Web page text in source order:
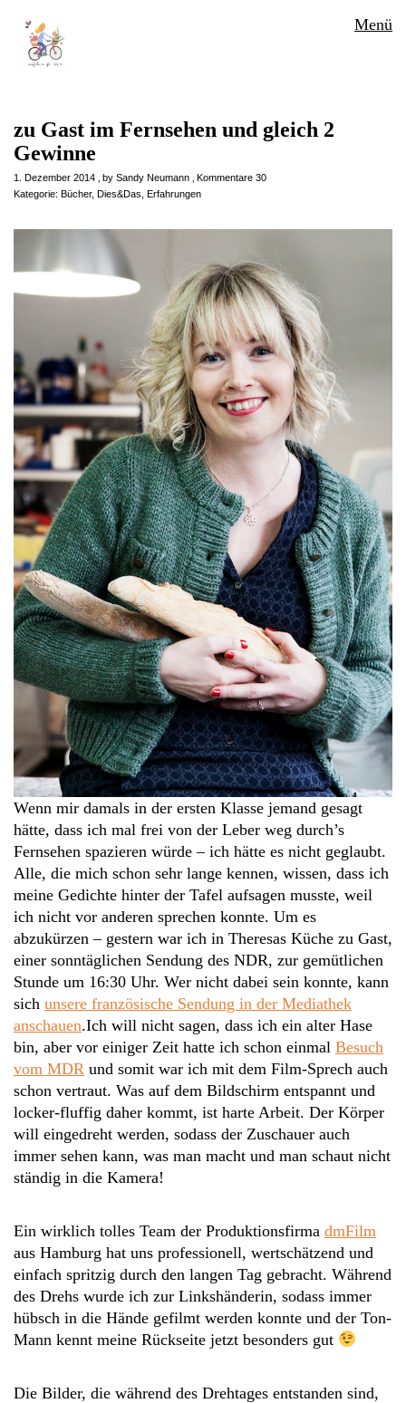
Menü
zu Gast im Fernsehen und gleich 2
Gewinne
1. Dezember 2014 by Sandy Neumann
Kommentare 30
Kategorie: Bücher, Dies&Das Erfahrungen
Wenn mir damals in der ersten Klasse jemand gesagt
hätte, dass ich mal frei von der Leber weg durch’s
Fernsehen spazieren würde – ich hätte es nicht geglaubt.
Alle, die mich schon sehr lange kennen, wissen, dass ich
meine Gedichte hinter der Tafel aufsagen musste, weil
ich nicht vor anderen sprechen konnte. Um es
abzukürzen – gestern war ich in Theresas Küche zu Gast,
einer sonntäglichen Sendung des NDR, zur gemütlichen
Stunde um 16:30 Uhr. Wer nicht dabei sein konnte, kann
sich unsere französische Sendung in der Mediathek
anschauen.Ich will nicht sagen, dass ich ein alter Hase
bin, aber vor einiger Zeit hatte ich schon einmal Besuch
vom MDR und somit war ich mit dem Film-Sprech auch
schon vertraut. Was auf dem Bildschirm entspannt und
locker-fluffig daher kommt, ist harte Arbeit. Der Körper
will eingedreht werden, sodass der Zuschauer auch
immer sehen kann, was man macht und man schaut nicht
ständig in die Kamera!
Ein wirklich tolles Team der Produktionsfirma dmFilm
aus Hamburg hat uns professionell, wertschätzend und
einfach spritzig durch den langen Tag gebracht. Während
des Drehs wurde ich zur Linkshänderin, sodass immer
hübsch in die Hände gefilmt werden konnte und der Ton-
Mann kennt meine Rückseite jetzt besonders gut
Die Bilder, die während des Drehtages entstanden sind,